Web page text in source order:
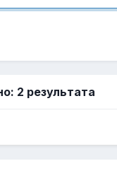
2 результата